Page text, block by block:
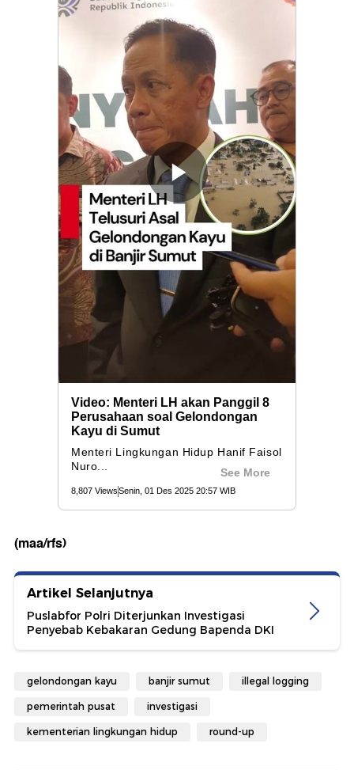
(maa/rfs)
Artikel Selanjutnya
Puslabfor Polri Diterjunkan Investigasi
Penyebab Kebakaran Gedung Bapenda DKI
gelondongan kayu banjir sumut illegal logging
pemerintah pusat investigasi
kementerian lingkungan hidup round-up